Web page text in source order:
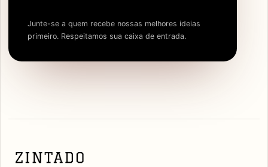
Junte-se a quem recebe nossas melhores ideias
primeiro. Respeitamos sua caixa de entrada.